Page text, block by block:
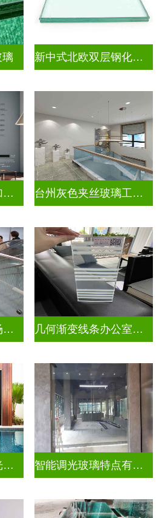
璃 新中式北欧双层钢化夹胶
合肥黑色夹丝玻璃加工厂 台州灰色夹丝玻璃工厂招聘
半透明圆点酒店商场彩色渐变玻璃 几何渐变线条办公室彩色渐变玻璃
沛县办公室智能调光玻璃厂商 智能调光玻璃特点有哪些方面